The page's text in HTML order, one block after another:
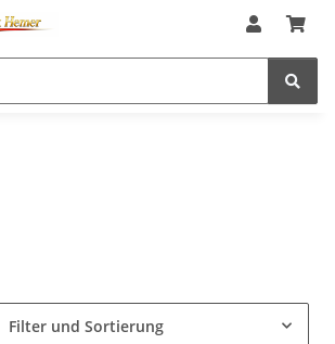
Filter und Sortierung